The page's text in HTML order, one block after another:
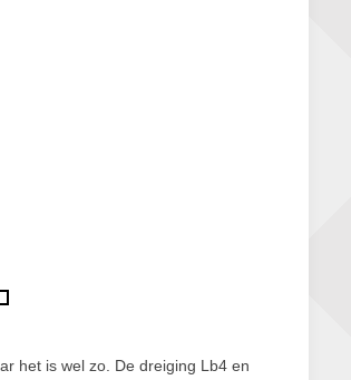
het is wel zo. De dreiging Lb4 en